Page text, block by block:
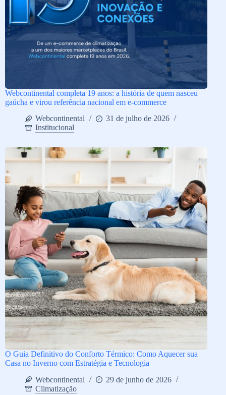
Webcontinental completa 19 anos: a história de quem nasceu
gaúcha e virou referência nacional em e-commerce
Webcontinental
31 de julho de 2026
Institucional
O Guia Definitivo do Conforto Térmico: Como Aquecer sua
Casa no Inverno com Estratégia e Tecnologia
Webcontinental
29 de junho de 2026
Climatização